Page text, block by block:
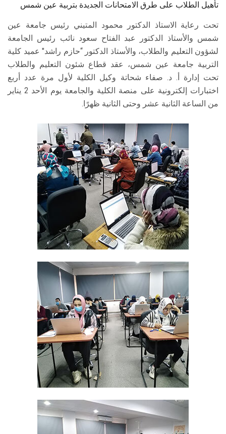
تأهيل الطلاب على طرق الامتحانات الجديدة بتربية عين شمس
تحت رعاية الاستاذ الدكتور محمود المتيني رئيس جامعة عين
شمس والأستاذ الدكتور عبد الفتاح سعود نائب رئيس الجامعة
لشؤون التعليم والطلاب، والأستاذ الدكتور “حازم راشد" عميد كلية
التربية جامعة عين شمس، عقد قطاع شئون التعليم والطلاب
تحت إدارة أ. د. صفاء شحاتة وكيل الكلية لأول مرة عدد أربع
اختبارات إلكترونية على منصة الكلية والجامعة يوم الأحد 2 يناير
من الساعة الثانية عشر وحتى الثانية ظهرًا.